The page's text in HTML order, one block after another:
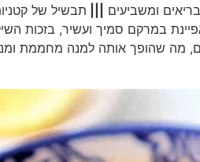
ומשביעים
תבשיל של
במרקם סמיך ועשיר, בזכות
מה שהופך אותה למנה מחממת